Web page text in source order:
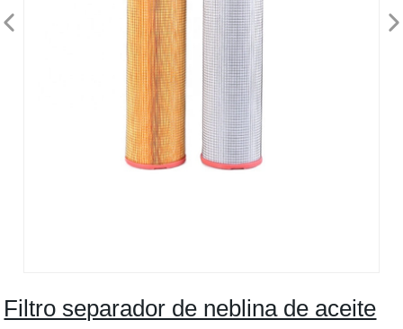
Filtro separador de neblina de aceite